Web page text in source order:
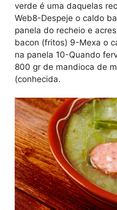
verde é uma daquelas
Web8-Despeje o caldo
panela do recheio e
bacon (fritos) 9-Mexa o
na panela 10-Quando
800 gr de mandioca de
(conhecida.